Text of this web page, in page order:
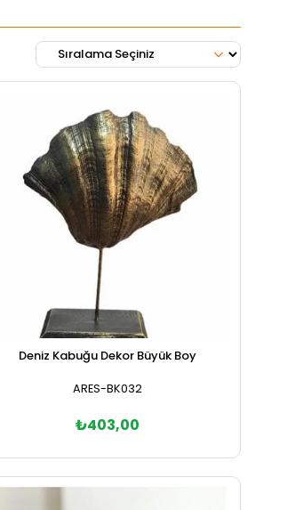
Deniz Kabuğu Dekor Büyük Boy
ARES-BK032
₺403,00
Sepete Ekle